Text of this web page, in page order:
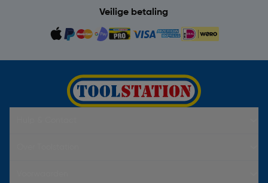
Veilige betaling